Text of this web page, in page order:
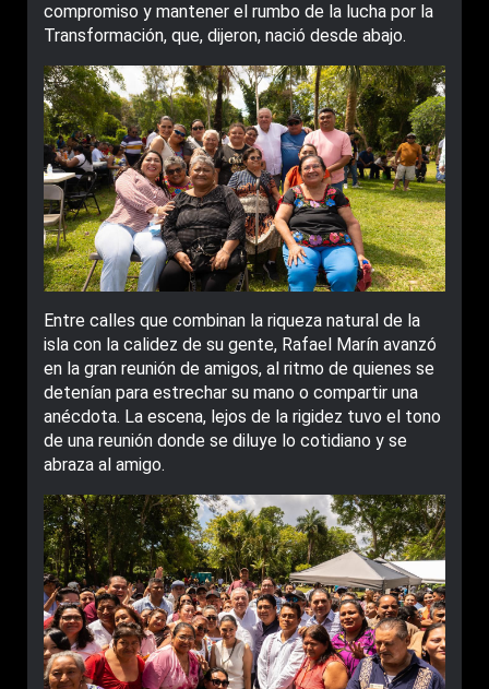
compromiso y mantener el rumbo de la lucha por la
Transformación, que, dijeron, nació desde abajo.
Entre calles que combinan la riqueza natural de la
isla con la calidez de su gente, Rafael Marín avanzó
en la gran reunión de amigos, al ritmo de quienes se
detenían para estrechar su mano o compartir una
anécdota. La escena, lejos de la rigidez tuvo el tono
de una reunión donde se diluye lo cotidiano y se
abraza al amigo.